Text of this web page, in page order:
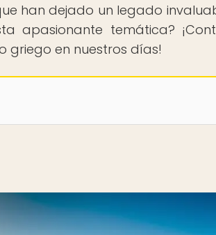
han dejado un legado
apasionante temática?
griego en nuestros días!